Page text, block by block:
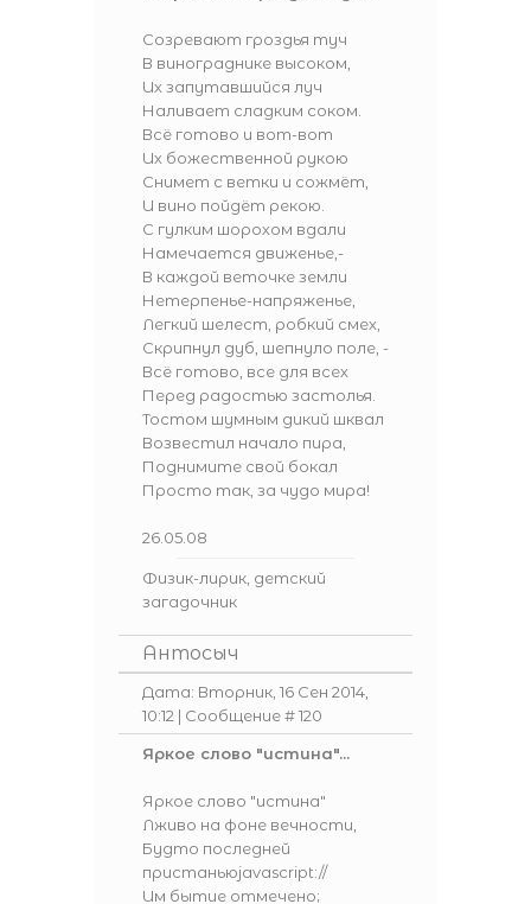
Созревают гроздья туч
В винограднике высоком,
Их запутавшийся луч
Наливает сладким соком.
Всё готово и вот-вот
Их божественной рукою
Снимет с ветки и сожмёт,
И вино пойдёт рекою.
С гулким шорохом вдали
Намечается движенье,-
В каждой веточке земли
Нетерпенье-напряженье,
Легкий шелест, робкий смех,
Скрипнул дуб, шепнуло поле, -
Всё готово, все для всех
Перед радостью застолья.
Тостом шумным дикий шквал
Возвестил начало пира,
Поднимите свой бокал
Просто так, за чудо мира!
26.05.08
Физик-лирик, детский
загадочник
Антосыч
Дата: Вторник, 16 Сен 2014,
10:12 | Сообщение #120
Яркое слово "истина"...
Яркое слово "истина"
Лживо на фоне вечности,
Будто последней
пристаньюjavascript://
Им бытие отмечено;